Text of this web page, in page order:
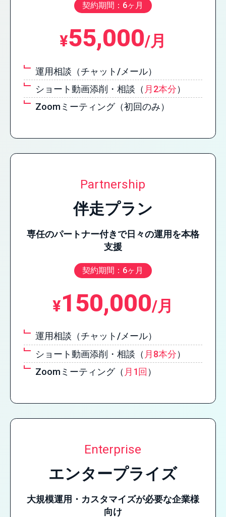
契約期間：6ヶ月
¥55,000/月
運用相談（チャット/メール）
ショート動画添削・相談（ 月2本分）
Zoomミーティング（初回のみ）
Partnership
伴走プラン
専任のパートナー付きで日々の運用を本格
支援
契約期間：6ヶ月
¥150,000/月
運用相談（チャット/メール）
ショート動画添削・相談（ 月8本分）
Zoomミーティング（ 月1回 ）
Enterprise
エンタープライズ
大規模運用・カスタマイズが必要な企業様
向け